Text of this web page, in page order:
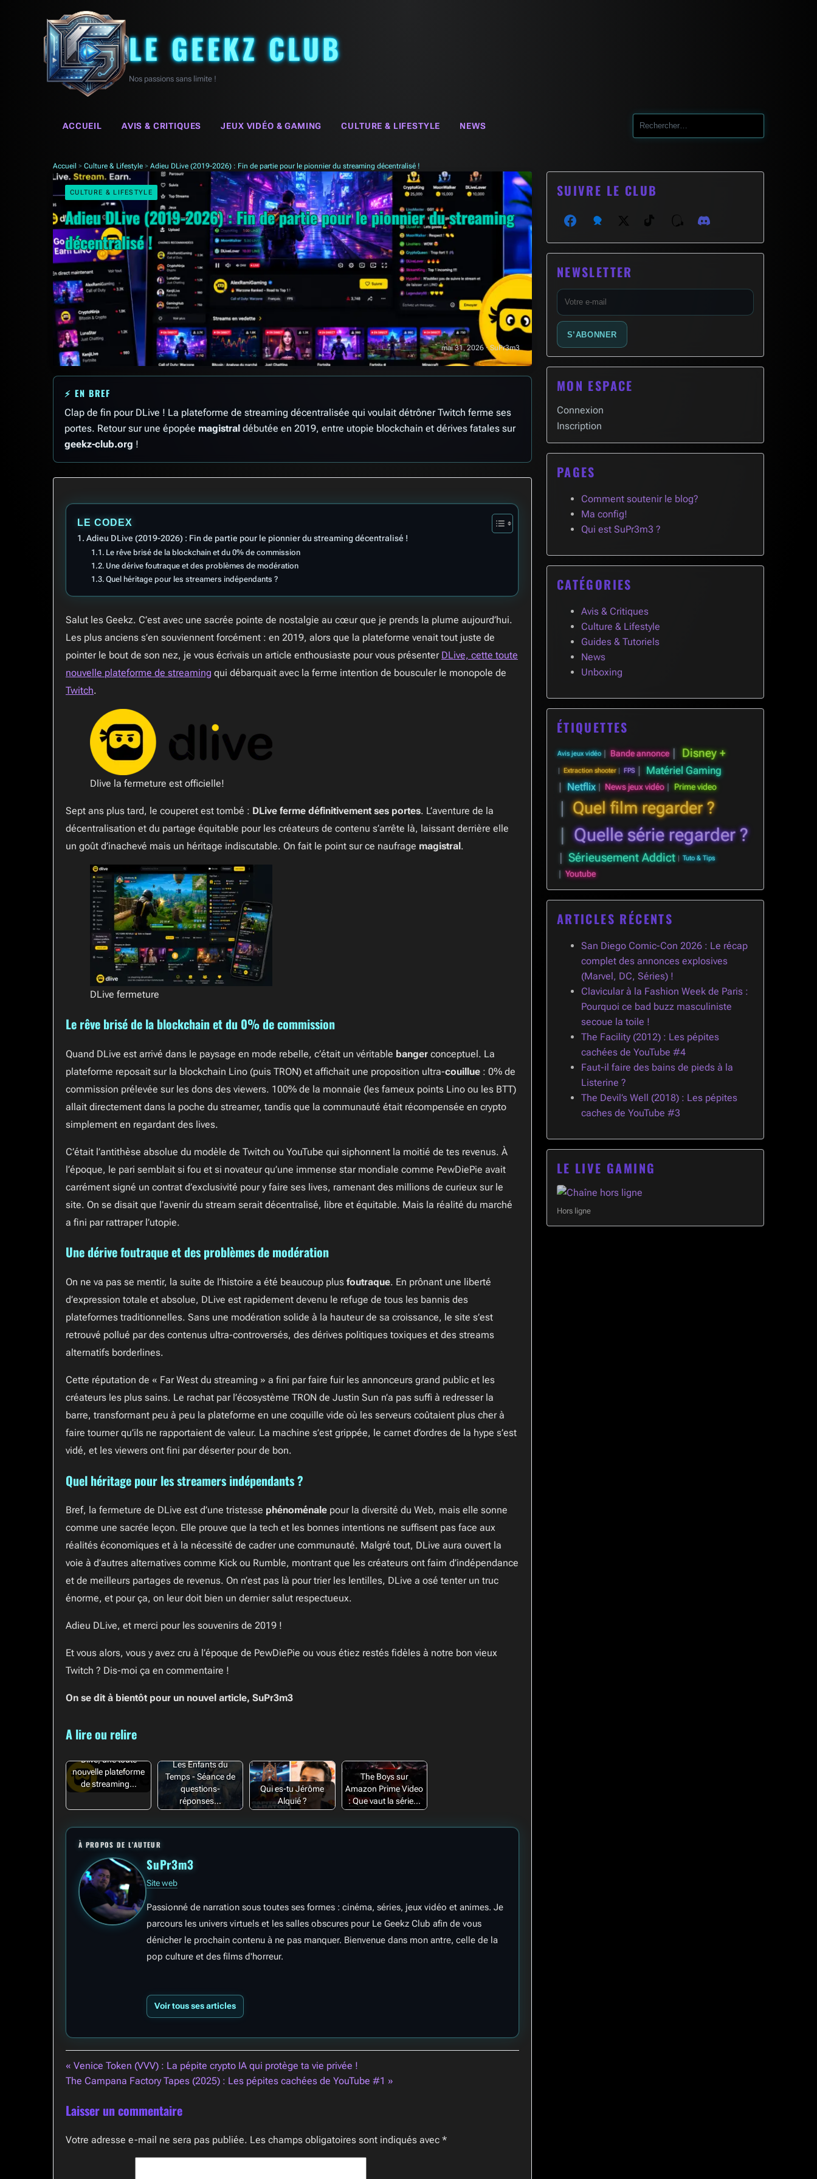
LE GEEKZ CLUB
Nos passions sans limite !
ACCUEIL AVIS & CRITIQUES JEUX VIDÉO & GAMING CULTURE & LIFESTYLE NEWS
Search
for:
Accueil > Culture & Lifestyle > Adieu DLive (2019-2026) : Fin de partie pour le pionnier du streaming décentralisé !
CULTURE & LIFESTYLE
Adieu DLive (2019-2026) : Fin de partie pour le pionnier du streaming
décentralisé !
mai 31, 2026 · SuPr3m3
⚡ EN BREF
Clap de fin pour DLive ! La plateforme de streaming décentralisée qui voulait détrôner Twitch ferme ses
portes. Retour sur une épopée magistral débutée en 2019, entre utopie blockchain et dérives fatales sur
geekz-club.org !
LE CODEX
Adieu DLive (2019-2026) : Fin de partie pour le pionnier du streaming décentralisé !
Le rêve brisé de la blockchain et du 0% de commission
Une dérive foutraque et des problèmes de modération
Quel héritage pour les streamers indépendants ?
Salut les Geekz. C’est avec une sacrée pointe de nostalgie au cœur que je prends la plume aujourd’hui.
Les plus anciens s’en souviennent forcément : en 2019, alors que la plateforme venait tout juste de
pointer le bout de son nez, je vous écrivais un article enthousiaste pour vous présenter DLive, cette toute
nouvelle plateforme de streaming qui débarquait avec la ferme intention de bousculer le monopole de
Twitch.
Dlive la fermeture est officielle!
Sept ans plus tard, le couperet est tombé : DLive ferme définitivement ses portes. L’aventure de la
décentralisation et du partage équitable pour les créateurs de contenu s’arrête là, laissant derrière elle
un goût d’inachevé mais un héritage indiscutable. On fait le point sur ce naufrage magistral.
DLive fermeture
Le rêve brisé de la blockchain et du 0% de commission
Quand DLive est arrivé dans le paysage en mode rebelle, c’était un véritable banger conceptuel. La
plateforme reposait sur la blockchain Lino (puis TRON) et affichait une proposition ultra-couillue : 0% de
commission prélevée sur les dons des viewers. 100% de la monnaie (les fameux points Lino ou les BTT)
allait directement dans la poche du streamer, tandis que la communauté était récompensée en crypto
simplement en regardant des lives.
C’était l’antithèse absolue du modèle de Twitch ou YouTube qui siphonnent la moitié de tes revenus. À
l’époque, le pari semblait si fou et si novateur qu’une immense star mondiale comme PewDiePie avait
carrément signé un contrat d’exclusivité pour y faire ses lives, ramenant des millions de curieux sur le
site. On se disait que l’avenir du stream serait décentralisé, libre et équitable. Mais la réalité du marché
a fini par rattraper l’utopie.
Une dérive foutraque et des problèmes de modération
On ne va pas se mentir, la suite de l’histoire a été beaucoup plus foutraque. En prônant une liberté
d’expression totale et absolue, DLive est rapidement devenu le refuge de tous les bannis des
plateformes traditionnelles. Sans une modération solide à la hauteur de sa croissance, le site s’est
retrouvé pollué par des contenus ultra-controversés, des dérives politiques toxiques et des streams
alternatifs borderlines.
Cette réputation de « Far West du streaming » a fini par faire fuir les annonceurs grand public et les
créateurs les plus sains. Le rachat par l’écosystème TRON de Justin Sun n’a pas suffi à redresser la
barre, transformant peu à peu la plateforme en une coquille vide où les serveurs coûtaient plus cher à
faire tourner qu’ils ne rapportaient de valeur. La machine s’est grippée, le carnet d’ordres de la hype s’est
vidé, et les viewers ont fini par déserter pour de bon.
Quel héritage pour les streamers indépendants ?
Bref, la fermeture de DLive est d’une tristesse phénoménale pour la diversité du Web, mais elle sonne
comme une sacrée leçon. Elle prouve que la tech et les bonnes intentions ne suffisent pas face aux
réalités économiques et à la nécessité de cadrer une communauté. Malgré tout, DLive aura ouvert la
voie à d’autres alternatives comme Kick ou Rumble, montrant que les créateurs ont faim d’indépendance
et de meilleurs partages de revenus. On n’est pas là pour trier les lentilles, DLive a osé tenter un truc
énorme, et pour ça, on leur doit bien un dernier salut respectueux.
Adieu DLive, et merci pour les souvenirs de 2019 !
Et vous alors, vous y avez cru à l’époque de PewDiePie ou vous étiez restés fidèles à notre bon vieux
Twitch ? Dis-moi ça en commentaire !
On se dit à bientôt pour un nouvel article, SuPr3m3
A lire ou relire
Dlive, une toute
nouvelle plateforme
de streaming…
Les Enfants du
Temps - Séance de
questions-
réponses…
Qui es-tu Jérôme
Alquié ?
The Boys sur
Amazon Prime Video
: Que vaut la série…
À PROPOS DE L’AUTEUR
SuPr3m3
Site web
Passionné de narration sous toutes ses formes : cinéma, séries, jeux vidéo et animes. Je
parcours les univers virtuels et les salles obscures pour Le Geekz Club afin de vous
dénicher le prochain contenu à ne pas manquer. Bienvenue dans mon antre, celle de la
pop culture et des films d'horreur.
Voir tous ses articles
Navigation
de
l’article
« Venice Token (VVV) : La pépite crypto IA qui protège ta vie privée !
The Campana Factory Tapes (2025) : Les pépites cachées de YouTube #1 »
Laisser un commentaire
Votre adresse e-mail ne sera pas publiée. Les champs obligatoires sont indiqués avec *
SUIVRE LE CLUB
FacebookBlueskyX (Twitter)TikTokThreadsDiscord
NEWSLETTER
E-
mail
S’ABONNER
MON ESPACE
Connexion
Inscription
PAGES
Comment soutenir le blog?
Ma config!
Qui est SuPr3m3 ?
CATÉGORIES
Avis & Critiques
Culture & Lifestyle
Guides & Tutoriels
News
Unboxing
ÉTIQUETTES
Avis jeux vidéo Bande annonce Disney +
Extraction shooter FPS
Matériel Gaming
Netflix
News jeux vidéo Prime video
Quel film regarder ?
Quelle série regarder ?
Sérieusement Addict Tuto & Tips
Youtube
ARTICLES RÉCENTS
San Diego Comic-Con 2026 : Le récap
complet des annonces explosives
(Marvel, DC, Séries) !
Clavicular à la Fashion Week de Paris :
Pourquoi ce bad buzz masculiniste
secoue la toile !
The Facility (2012) : Les pépites
cachées de YouTube #4
Faut-il faire des bains de pieds à la
Listerine ?
The Devil’s Well (2018) : Les pépites
caches de YouTube #3
LE LIVE GAMING
Hors ligne